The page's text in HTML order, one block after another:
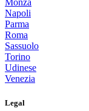
Monza
Napoli
Parma
Roma
Sassuolo
Torino
Udinese
Venezia
Legal